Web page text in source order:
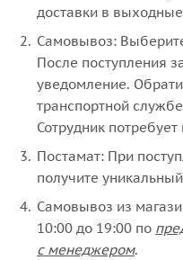
доставки в
Самовывоз:
После поступления
уведомление.
транспортной
Сотрудник потребует
Постамат: При
получите
Самовывоз из
10:00 до 19:00 по
с менеджером.